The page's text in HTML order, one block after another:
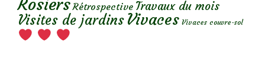
Rosiers Rétrospective Travaux du mois
Visites de jardins Vivaces Vivaces couvre-sol